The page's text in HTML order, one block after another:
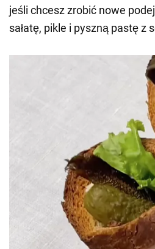
jeśli chcesz zrobić nowe
sałatę, pikle i pyszną pastę z